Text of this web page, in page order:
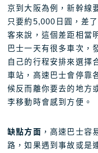
京到大阪為例，新幹線
只要約5,000日圓，差
客來說，這個差距相當
巴士一天有很多車次，
自己的行程安排來選擇
車站，高速巴士會停靠
候反而離你要去的地方
李移動時會感到方便。
缺點方面 ，高速巴士容
路，如果遇到事故或是